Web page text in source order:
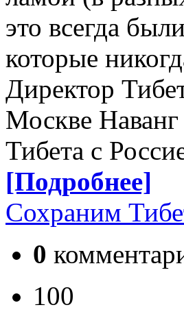
это всегда
которые
Директор
Москве Наванг
Тибета с
[Подробнее]
Сохраним
0
100